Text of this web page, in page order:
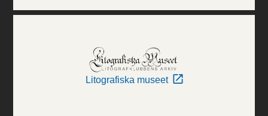
Litografiska museet